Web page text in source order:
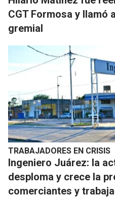
CGT Formosa y llamó
gremial
TRABAJADORES EN CRISIS
Ingeniero Juárez: la
desploma y crece la
comerciantes y